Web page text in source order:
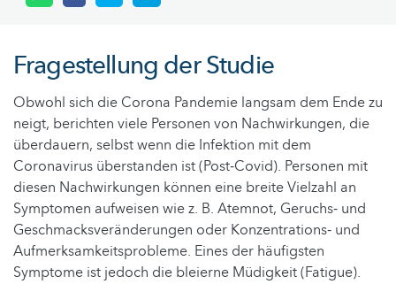
Fragestellung der Studie
Obwohl sich die Corona Pandemie langsam dem Ende zu
neigt, berichten viele Personen von Nachwirkungen, die
überdauern, selbst wenn die Infektion mit dem
Coronavirus überstanden ist (Post‐Covid). Personen mit
diesen Nachwirkungen können eine breite Vielzahl an
Symptomen aufweisen wie z. B. Atemnot, Geruchs‐ und
Geschmacksveränderungen oder Konzentrations‐ und
Aufmerksamkeitsprobleme. Eines der häufigsten
Symptome ist jedoch die bleierne Müdigkeit (Fatigue).